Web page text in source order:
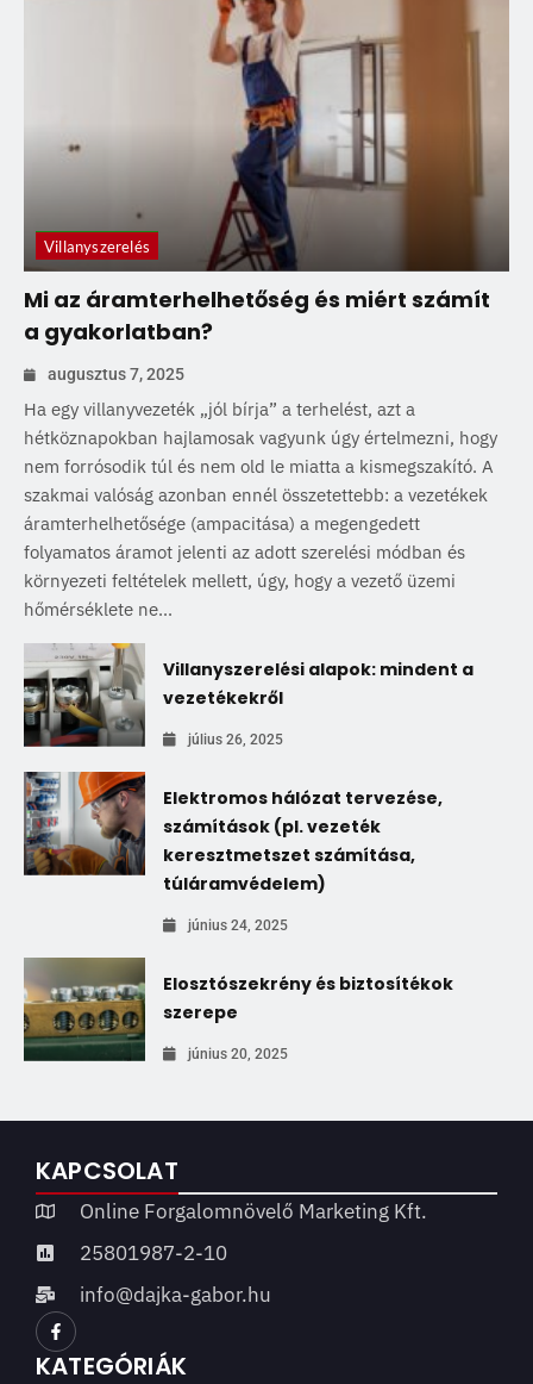
Villanyszerelés
Mi az áramterhelhetőség és miért számít
a gyakorlatban?
augusztus 7, 2025
Ha egy villanyvezeték „jól bírja” a terhelést, azt a
hétköznapokban hajlamosak vagyunk úgy értelmezni, hogy
nem forrósodik túl és nem old le miatta a kismegszakító. A
szakmai valóság azonban ennél összetettebb: a vezetékek
áramterhelhetősége (ampacitása) a megengedett
folyamatos áramot jelenti az adott szerelési módban és
környezeti feltételek mellett, úgy, hogy a vezető üzemi
hőmérséklete ne...
Villanyszerelési alapok: mindent a
vezetékekről
július 26, 2025
Elektromos hálózat tervezése,
számítások (pl. vezeték
keresztmetszet számítása,
túláramvédelem)
június 24, 2025
Elosztószekrény és biztosítékok
szerepe
június 20, 2025
KAPCSOLAT
Online Forgalomnövelő Marketing Kft.
25801987-2-10
info@dajka-gabor.hu
KATEGÓRIÁK